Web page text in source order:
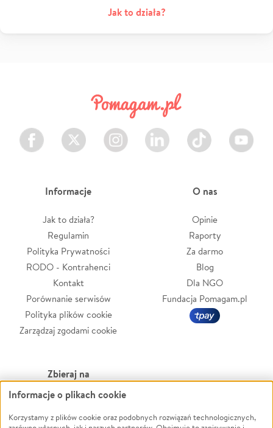
Jak to działa?
Facebook Twitter Instagram LinkedIn TikTok Youtube
Informacje
Jak to działa?
Regulamin
Polityka Prywatności
RODO - Kontrahenci
Kontakt
Porównanie serwisów
Polityka plików cookie
Zarządzaj zgodami cookie
O nas
Opinie
Raporty
Za darmo
Blog
Dla NGO
Fundacja Pomagam.pl
Zbieraj na
Leczenie
Zwierzęta
Powódź
Informacje o plikach cookie
Korzystamy z plików cookie oraz podobnych rozwiązań technologicznych,